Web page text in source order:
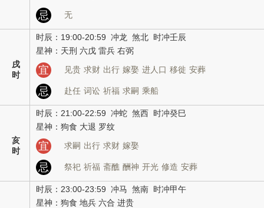
忌 无
戌
时
时辰：19:00-20:59 冲龙 煞北 时冲壬辰
星神：天刑 六戊 雷兵 右弼
宜 见贵 求财 出行 嫁娶 进人口 移徙 安葬
忌 赴任 词讼 祈福 求嗣 乘船
亥
时
时辰：21:00-22:59 冲蛇 煞西 时冲癸巳
星神：狗食 大退 罗纹
宜 求嗣 出行 求财 嫁娶
忌 祭祀 祈福 斋醮 酬神 开光 修造 安葬
时辰：23:00-23:59 冲马 煞南 时冲甲午
星神：狗食 地兵 六合 进贵